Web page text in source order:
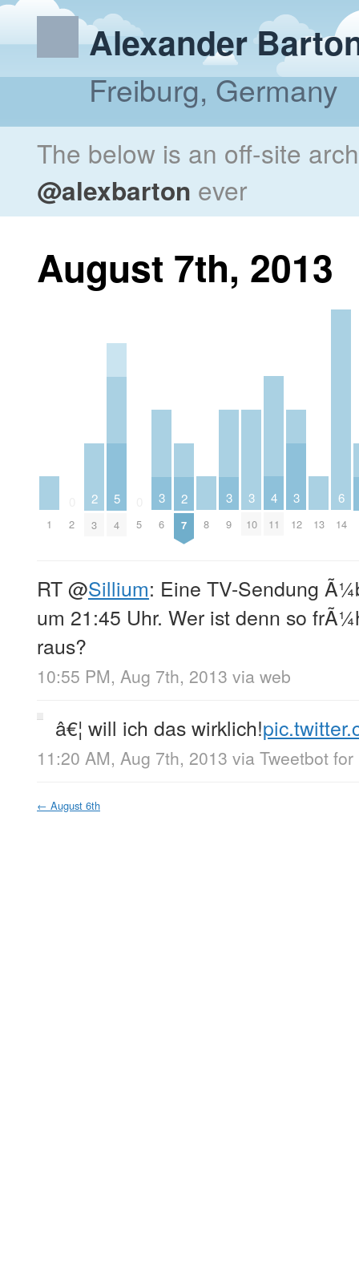
Alexander
Freiburg, Germany
The below is an off-site
@alexbarton ever
August 7th, 2013
1 2
2
3
5
4 5
3
6
2
7 8
3
9
3
10
4
11
3
12 13
6
14
RT@Sillium: Eine TV-Sendung
um 21:45 Uhr. Wer ist denn so
raus?
10:55 PM, Aug 7th, 2013 via web
â€¦ will ich das wirklich!
11:20 AM, Aug 7th, 2013 via Tweetbot
← August 6th